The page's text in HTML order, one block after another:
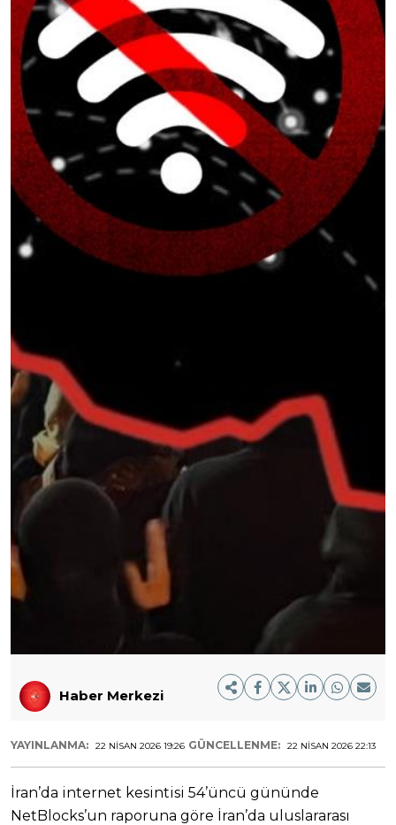
Haber Merkezi
YAYINLANMA: 22 NISAN 2026 19:26 GÜNCELLENME: 22 NISAN 2026 22:13
İran’da internet kesintisi 54’üncü gününde
NetBlocks’un raporuna göre İran’da uluslararası